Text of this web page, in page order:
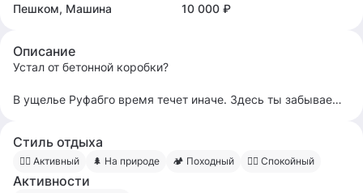
Пешком, Машина
10 000 ₽
Описание
Устал от бетонной коробки?
В ущелье Руфабго время течет иначе. Здесь ты забываешь
Мы уведем тебя с главной тропы туда, где не ходят толпы
туристов. Покажем секретные локации, где водопады
падают прямо в душу, а тишина звенит громче любых слов.
Стиль отдыха
🧍‍♀️ Активный 🌲 На природе 🏕 Походный 🧍‍♂️ Спокойный
Активности